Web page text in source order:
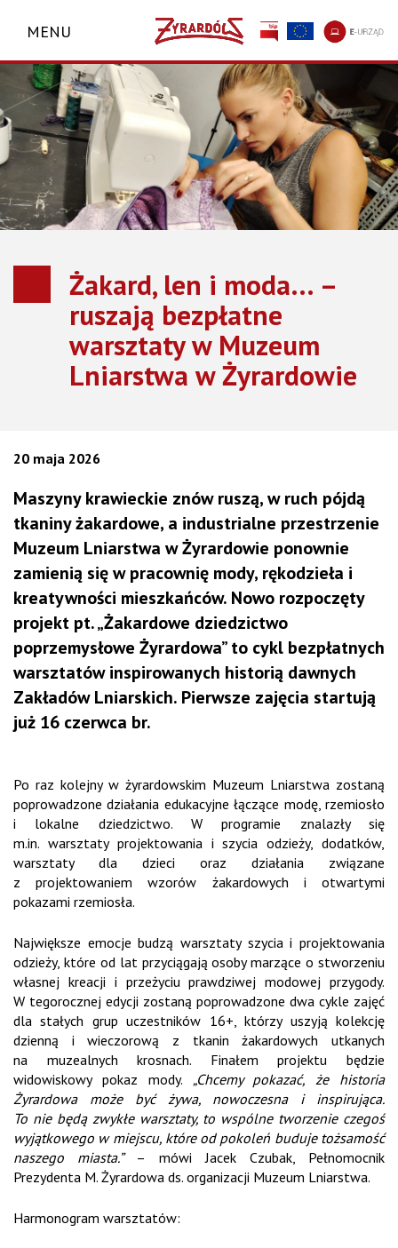
MENU
Żakard, len i moda… –
ruszają bezpłatne
warsztaty w Muzeum
Lniarstwa w Żyrardowie
20 maja 2026
Maszyny krawieckie znów ruszą, w ruch pójdą
tkaniny żakardowe, a industrialne przestrzenie
Muzeum Lniarstwa w Żyrardowie ponownie
zamienią się w pracownię mody, rękodzieła i
kreatywności mieszkańców. Nowo rozpoczęty
projekt pt. „Żakardowe dziedzictwo
poprzemysłowe Żyrardowa” to cykl bezpłatnych
warsztatów inspirowanych historią dawnych
Zakładów Lniarskich. Pierwsze zajęcia startują
już 16 czerwca br.
Po raz kolejny w żyrardowskim Muzeum Lniarstwa zostaną
poprowadzone działania edukacyjne łączące modę, rzemiosło
i lokalne dziedzictwo. W programie znalazły się
m.in. warsztaty projektowania i szycia odzieży, dodatków,
warsztaty dla dzieci oraz działania związane
z projektowaniem wzorów żakardowych i otwartymi
pokazami rzemiosła.
Największe emocje budzą warsztaty szycia i projektowania
odzieży, które od lat przyciągają osoby marzące o stworzeniu
własnej kreacji i przeżyciu prawdziwej modowej przygody.
W tegorocznej edycji zostaną poprowadzone dwa cykle zajęć
dla stałych grup uczestników 16+, którzy uszyją kolekcję
dzienną i wieczorową z tkanin żakardowych utkanych
na muzealnych krosnach. Finałem projektu będzie
widowiskowy pokaz mody. „Chcemy pokazać, że historia
Żyrardowa może być żywa, nowoczesna i inspirująca.
To nie będą zwykłe warsztaty, to wspólne tworzenie czegoś
wyjątkowego w miejscu, które od pokoleń buduje tożsamość
naszego miasta.”– mówi Jacek Czubak, Pełnomocnik
Prezydenta M. Żyrardowa ds. organizacji Muzeum Lniarstwa.
Harmonogram warsztatów: